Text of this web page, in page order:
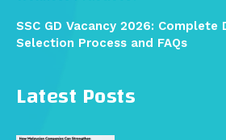
Latest Posts
SSC GD Vacancy 2026:
Selection Process and FAQs